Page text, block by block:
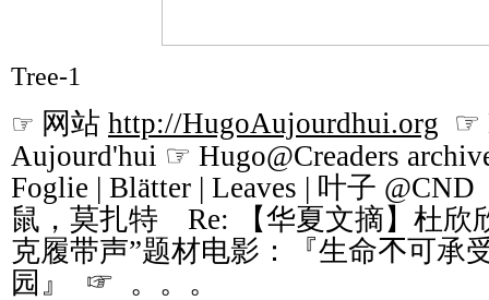
Tree-1
☞ 网站 http://HugoAujourdhui.org ☞
Aujourd'hui ☞ Hugo@Creaders
Foglie | Blätter | Leaves | 叶子
鼠，莫扎特 Re: 【华夏文摘】杜欣
克履带声”题材电影：『生命𣎴可承
园』 ☞ 。。。